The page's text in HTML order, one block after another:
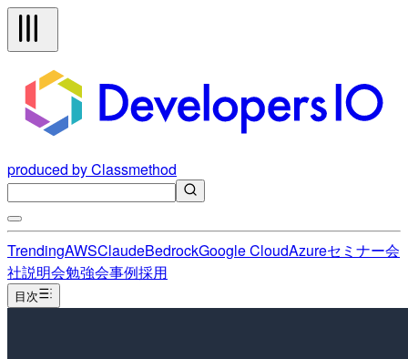
produced by Classmethod
TrendingAWSClaudeBedrockGoogle CloudAzureセミナー会
社説明会勉強会事例採用
目次